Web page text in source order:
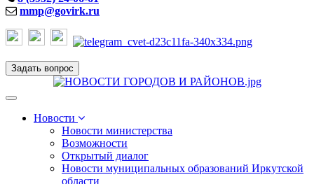
mmp@govirk.ru
Задать вопрос
Toggle
navigationНовости
Новости министерства
Возможности
Открытый диалог
Новости муниципальных образований Иркутской
области